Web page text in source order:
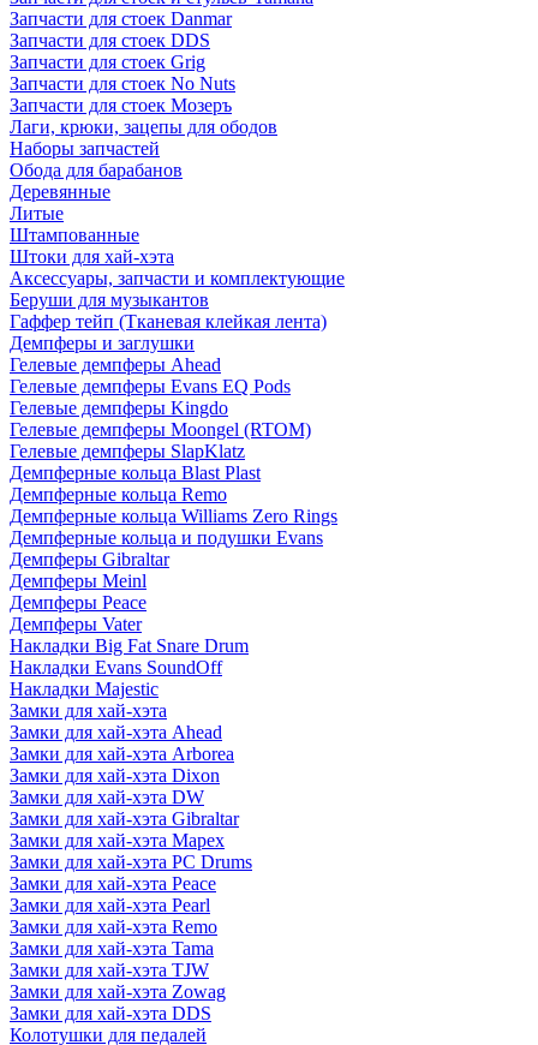
Запчасти для стоек Danmar
Запчасти для стоек DDS
Запчасти для стоек Grig
Запчасти для стоек No Nuts
Запчасти для стоек Мозеръ
Лаги, крюки, зацепы для ободов
Наборы запчастей
Обода для барабанов
Деревянные
Литые
Штампованные
Штоки для хай-хэта
Аксессуары, запчасти и комплектующие
Беруши для музыкантов
Гаффер тейп (Тканевая клейкая лента)
Демпферы и заглушки
Гелевые демпферы Ahead
Гелевые демпферы Evans EQ Pods
Гелевые демпферы Kingdo
Гелевые демпферы Moongel (RTOM)
Гелевые демпферы SlapKlatz
Демпферные кольца Blast Plast
Демпферные кольца Remo
Демпферные кольца Williams Zero Rings
Демпферные кольца и подушки Evans
Демпферы Gibraltar
Демпферы Meinl
Демпферы Peace
Демпферы Vater
Накладки Big Fat Snare Drum
Накладки Evans SoundOff
Накладки Majestic
Замки для хай-хэта
Замки для хай-хэта Ahead
Замки для хай-хэта Arborea
Замки для хай-хэта Dixon
Замки для хай-хэта DW
Замки для хай-хэта Gibraltar
Замки для хай-хэта Mapex
Замки для хай-хэта PC Drums
Замки для хай-хэта Peace
Замки для хай-хэта Pearl
Замки для хай-хэта Remo
Замки для хай-хэта Tama
Замки для хай-хэта TJW
Замки для хай-хэта Zowag
Замки для хай-хэта DDS
Колотушки для педалей